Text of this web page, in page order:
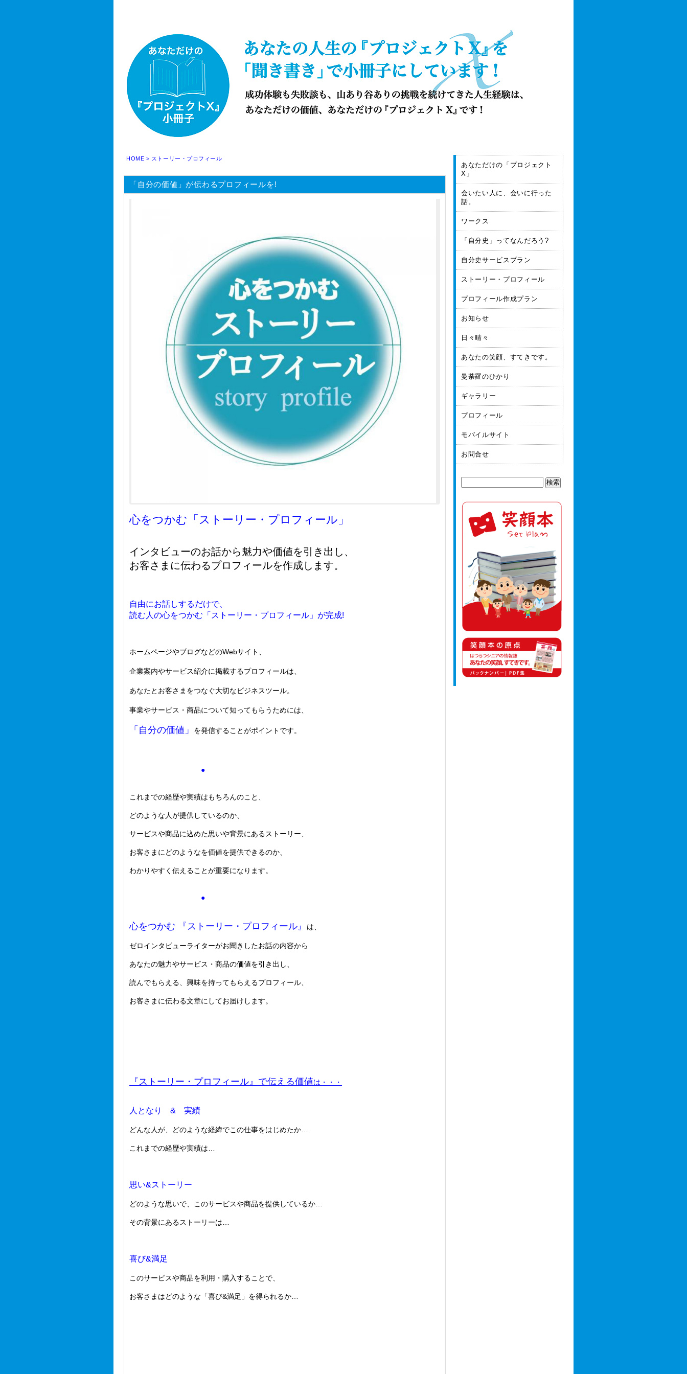
HOME > ストーリー・プロフィール
「自分の価値」が伝わるプロフィールを!
心をつかむ「ストーリー・プロフィール」
インタビューのお話から魅力や価値を引き出し、
お客さまに伝わるプロフィールを作成します。
自由にお話しするだけで、
読む人の心をつかむ「ストーリー・プロフィール」が完成!
ホームページやブログなどのWebサイト、
企業案内やサービス紹介に掲載するプロフィールは、
あなたとお客さまをつなぐ大切なビジネスツール。
事業やサービス・商品について知ってもらうためには、
「自分の価値」 を発信することがポイントです。
●
これまでの経歴や実績はもちろんのこと、
どのような人が提供しているのか、
サービスや商品に込めた思いや背景にあるストーリー、
お客さまにどのようなを価値を提供できるのか、
わかりやすく伝えることが重要になります。
●
心をつかむ 『ストーリー・プロフィール』 は、
ゼロインタビューライターがお聞きしたお話の内容から
あなたの魅力やサービス・商品の価値を引き出し、
読んでもらえる、興味を持ってもらえるプロフィール、
お客さまに伝わる文章にしてお届けします。
『ストーリー・プロフィール』で伝える価値は・・・
人となり & 実績
どんな人が、どのような経緯でこの仕事をはじめたか…
これまでの経歴や実績は…
思い&ストーリー
どのような思いで、このサービスや商品を提供しているか…
その背景にあるストーリーは…
喜び&満足
このサービスや商品を利用・購入することで、
お客さまはどのような「喜び&満足」を得られるか…
あなただけの「プロジェクト
X」
会いたい人に、会いに行った
話。
ワークス
「自分史」ってなんだろう?
自分史サービスプラン
ストーリー・プロフィール
プロフィール作成プラン
お知らせ
日々晴々
あなたの笑顔、すてきです。
曼荼羅のひかり
ギャラリー
プロフィール
モバイルサイト
お問合せ